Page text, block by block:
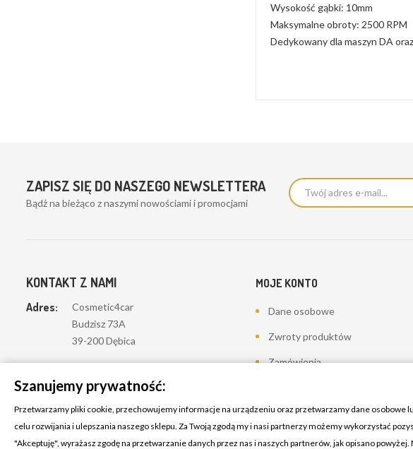
Wysokość gąbki: 10mm
Maksymalne obroty: 2500 RPM
Dedykowany dla maszyn DA
ZAPISZ SIĘ DO NASZEGO NEWSLETTERA
Bądż na bieżąco z naszymi nowościami i promocjami
KONTAKT Z NAMI
Adres:
Cosmetic4car
Budzisz 73A
39-200 Dębica
Klaudia:
Email: biuro@c4c.pl
MOJE KONTO
Dane osobowe
Zwroty produktów
Zamówienia
Adresy
Kupony
Szanujemy prywatność:
Przetwarzamy pliki cookie, przechowujemy informacje na urządzeniu oraz przetwarzamy dane osobowe
celu rozwijania i ulepszania naszego sklepu. Za Twoją zgodą my i nasi partnerzy możemy wykorzystać
"Akceptuję", wyrażasz zgodę na przetwarzanie danych przez nas i naszych partnerów, jak opisano